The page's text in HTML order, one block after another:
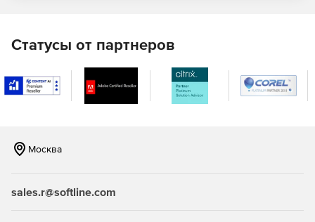
Предварительный просмотр изображений и этикеток
предназначен для отображения объектов до
открытия файлов или до их отправки на печать.
этикеток.
Статусы от партнеров
Москва
sales.r@softline.com